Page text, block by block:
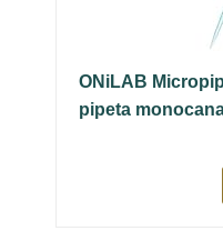
ONiLAB
pipeta